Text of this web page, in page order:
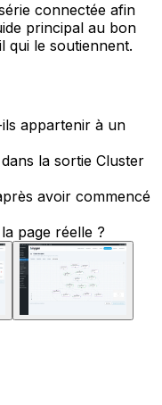
connectée afin
principal au bon
qui le soutiennent.
appartenir à un
la sortie Cluster
avoir commencé
page réelle ?